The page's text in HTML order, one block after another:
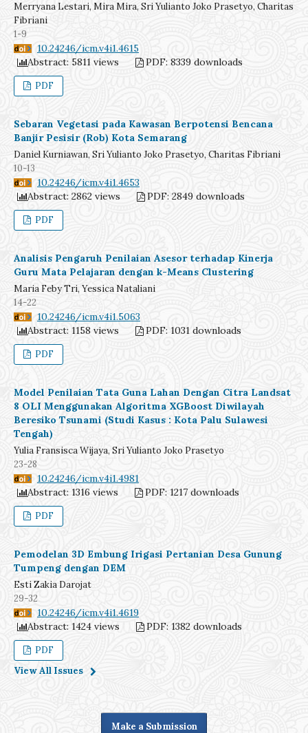
Merryana Lestari, Mira Mira, Sri Yulianto Joko Prasetyo, Charitas
Fibriani
1-9
DOI: 10.24246/icm.v4i1.4615
Abstract: 5811 views
PDF: 8339 downloads
PDF
Sebaran Vegetasi pada Kawasan Berpotensi Bencana
Banjir Pesisir (Rob) Kota Semarang
Daniel Kurniawan, Sri Yulianto Joko Prasetyo, Charitas Fibriani
10-13
DOI: 10.24246/icm.v4i1.4653
Abstract: 2862 views
PDF: 2849 downloads
PDF
Analisis Pengaruh Penilaian Asesor terhadap Kinerja
Guru Mata Pelajaran dengan k-Means Clustering
Maria Feby Tri, Yessica Nataliani
14-22
DOI: 10.24246/icm.v4i1.5063
Abstract: 1158 views
PDF: 1031 downloads
PDF
Model Penilaian Tata Guna Lahan Dengan Citra Landsat
8 OLI Menggunakan Algoritma XGBoost Diwilayah
Beresiko Tsunami (Studi Kasus : Kota Palu Sulawesi
Tengah)
Yulia Fransisca Wijaya, Sri Yulianto Joko Prasetyo
23-28
DOI: 10.24246/icm.v4i1.4981
Abstract: 1316 views
PDF: 1217 downloads
PDF
Pemodelan 3D Embung Irigasi Pertanian Desa Gunung
Tumpeng dengan DEM
Esti Zakia Darojat
29-32
DOI: 10.24246/icm.v4i1.4619
Abstract: 1424 views
PDF: 1382 downloads
PDF
View All Issues
Make a Submission